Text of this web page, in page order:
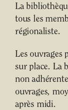
La
tous les
régionaliste.
Les ouvrages
sur place. La
non
ouvrages,
après midi.